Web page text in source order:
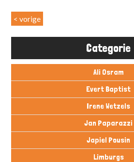
Categorie
Ali Osram
Evert Baptist
Irene Wetzels
Jan Paparazzi
Japiel Pousin
Limburgs
< vorige